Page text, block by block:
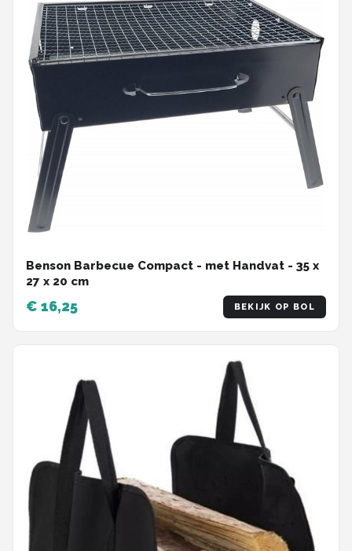
Benson Barbecue Compact - met Handvat - 35 x
27 x 20 cm
€ 16,25 BEKIJK OP BOL